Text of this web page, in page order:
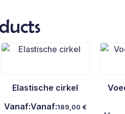
Elastische cirkel
Vanaf:Vanaf:189,00 €